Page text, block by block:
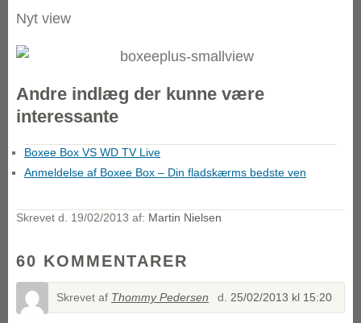
Nyt view
Andre indlæg der kunne være
interessante
Boxee Box VS WD TV Live
Anmeldelse af Boxee Box – Din fladskærms bedste ven
Skrevet d. 19/02/2013 af: Martin Nielsen
60 KOMMENTARER
Skrevet af Thommy Pedersen d. 25/02/2013 kl 15:20